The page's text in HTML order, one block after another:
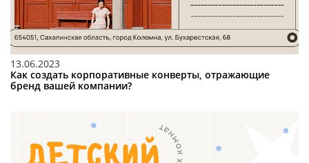
13.06.2023
Как создать корпоративные конверты, отражающие
бренд вашей компании?